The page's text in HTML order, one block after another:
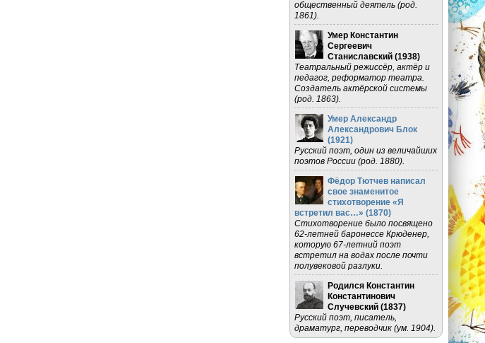
общественный деятель (род.
1861).
Умер Константин
Сергеевич
Станиславский (1938)
Театральный режиссёр, актёр и
педагог, реформатор театра.
Создатель актёрской системы
(род. 1863).
Умер Александр
Александрович Блок
(1921)
Русский поэт, один из величайших
поэтов России (род. 1880).
Фёдор Тютчев написал
свое знаменитое
стихотворение «Я
встретил вас…» (1870)
Стихотворение было посвящено
62-летней баронессе Крюденер,
которую 67-летний поэт
встретил на водах после почти
полувековой разлуки.
Родился Константин
Константинович
Случевский (1837)
Русский поэт, писатель,
драматург, переводчик (ум. 1904).